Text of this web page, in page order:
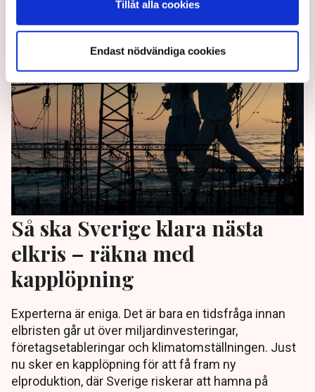
Tillåt alla cookies
Endast nödvändiga cookies
4 years ago | Av: TT , Redaktionen
Så ska Sverige klara nästa
elkris – räkna med
kapplöpning
Experterna är eniga. Det är bara en tidsfråga innan
elbristen går ut över miljardinvesteringar,
företagsetableringar och klimatomställningen. Just
nu sker en kapplöpning för att få fram ny
elproduktion, där Sverige riskerar att hamna på